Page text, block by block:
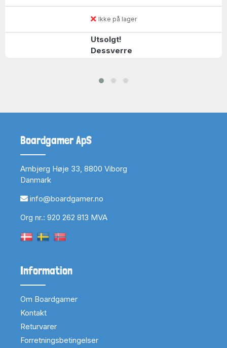
Ikke på lager
Utsolgt!
Dessverre
Boardgamer ApS
Arnbjerg Høje 33, 8800 Viborg
Danmark
info@boardgamer.no
Org nr.: 920 262 813 MVA
Information
Om Boardgamer
Kontakt
Returvarer
Forretningsbetingelser